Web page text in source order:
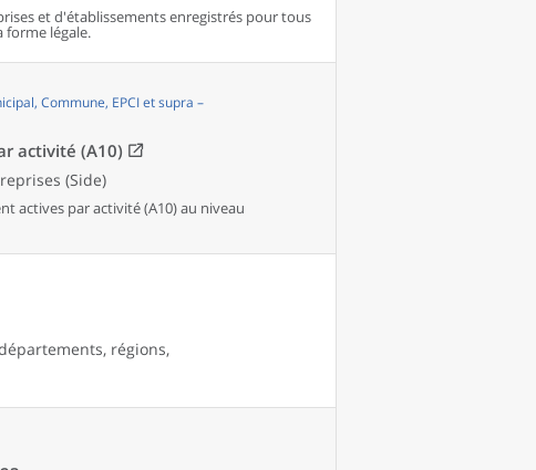
et d'établissements enregistrés pour tous
forme légale.
Commune, EPCI et supra –
activité (A10)
(Side)
actives par activité (A10) au niveau
régions,